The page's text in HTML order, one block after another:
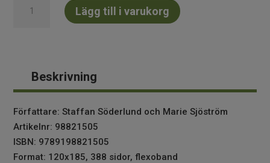
zeeland,
vandringar
och
naturupplevelser
mängd
Lägg till i varukorg
Beskrivning
Författare: Staffan Söderlund och Marie Sjöström
Artikelnr: 98821505
ISBN: 9789198821505
Format: 120x185, 388 sidor, flexoband